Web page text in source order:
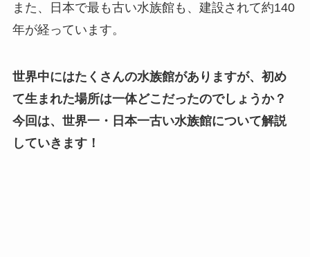
また、日本で最も古い水族館も、建設されて約140
年が経っています。
世界中にはたくさんの水族館がありますが、初め
て生まれた場所は一体どこだったのでしょうか？
今回は、世界一・日本一古い水族館について解説
していきます！